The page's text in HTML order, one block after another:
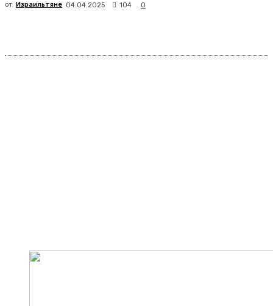
от Израильтяне 04.04.2025 104 0